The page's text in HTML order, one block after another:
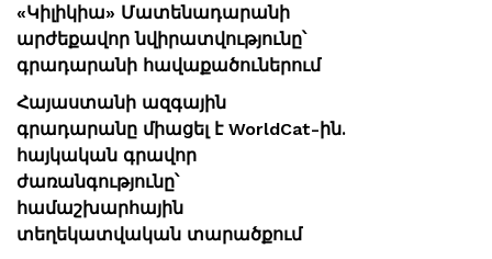
«Կիլիկիա» Մատենադարանի
արժեքավոր նվիրատվությունը՝
գրադարանի հավաքածուներում
Հայաստանի ազգային
գրադարանը միացել է WorldCat-ին.
հայկական գրավոր
ժառանգությունը՝
համաշխարհային
տեղեկատվական տարածքում